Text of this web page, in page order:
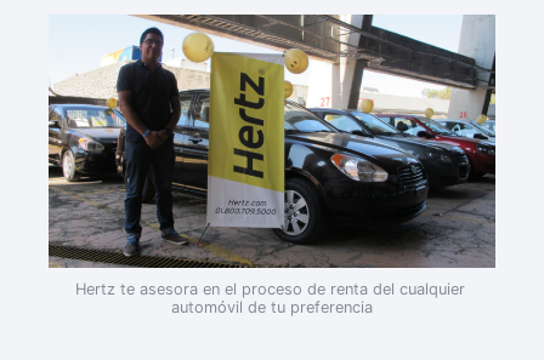
Hertz te asesora en el proceso de renta del cualquier
automóvil de tu preferencia